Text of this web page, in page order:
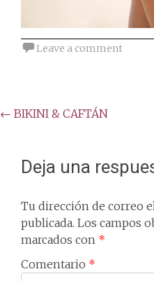
Leave a comment
Post
← BIKINI & CAFTÁN
Deja una
Tu dirección de correo
publicada. Los campos
marcados con *
Comentario *